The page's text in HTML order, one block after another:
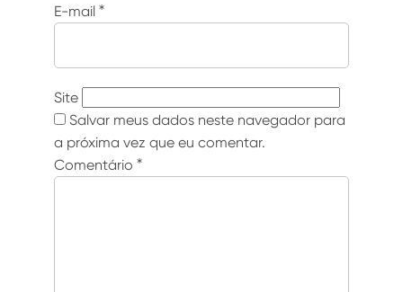
E-mail *
Site
Salvar meus dados neste navegador para
a próxima vez que eu comentar.
Comentário *